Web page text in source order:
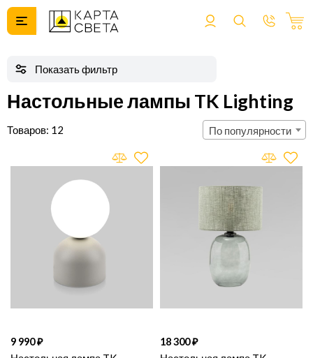
Настольные лампы TK Lighting
12 По популярности
9 990 18 300